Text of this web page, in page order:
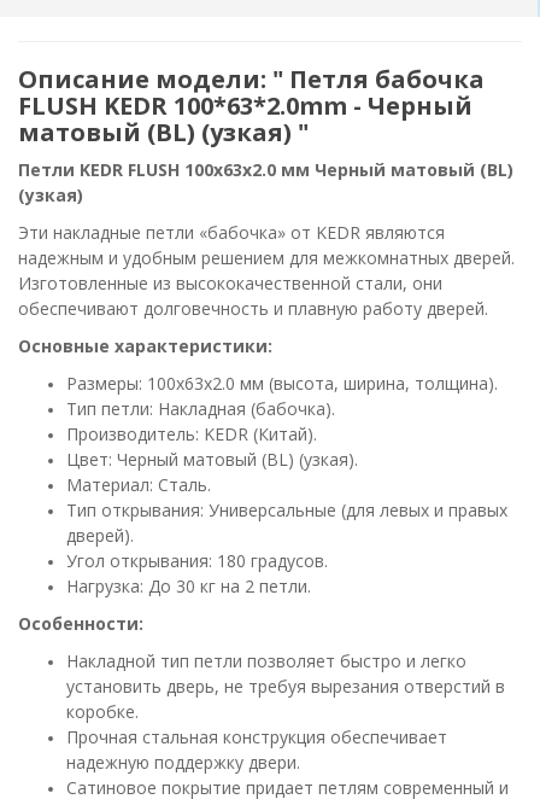
Описание модели: " Петля бабочка
FLUSH KEDR 100*63*2.0mm - Черный
матовый (BL) (узкая) "
Петли KEDR FLUSH 100х63х2.0 мм Черный матовый (BL)
(узкая)
Эти накладные петли «бабочка» от KEDR являются
надежным и удобным решением для межкомнатных дверей.
Изготовленные из высококачественной стали, они
обеспечивают долговечность и плавную работу дверей.
Основные характеристики:
Размеры: 100х63х2.0 мм (высота, ширина, толщина).
Тип петли: Накладная (бабочка).
Производитель: KEDR (Китай).
Цвет: Черный матовый (BL) (узкая).
Материал: Сталь.
Тип открывания: Универсальные (для левых и правых
дверей).
Угол открывания: 180 градусов.
Нагрузка: До 30 кг на 2 петли.
Особенности:
Накладной тип петли позволяет быстро и легко
установить дверь, не требуя вырезания отверстий в
коробке.
Прочная стальная конструкция обеспечивает
надежную поддержку двери.
Сатиновое покрытие придает петлям современный и